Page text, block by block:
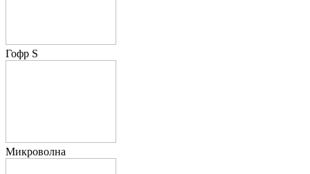
Гофр S
Микроволна